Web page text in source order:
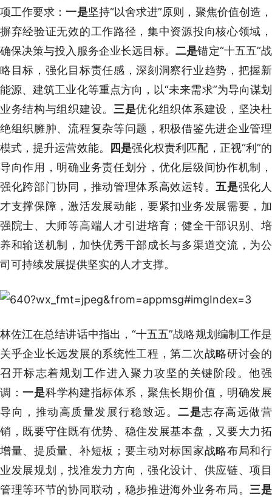
项工作要求：一是坚持“以舍求进”原则，聚焦价值创造，
摒弃经验证无效的工作路径，集中资源投向核心领域，
确保决策与投入服务企业长远目标。二是锚定“十五五”战
略目标，强化目标责任感，深刻洞察行业趋势，把握新
能源、建筑工业化等重点方向，以“未来需求”为导向谋划
业务结构与组织建设。 三是优化组织体系建设，坚决杜
绝组织臃肿、流程复杂等问题，积极借鉴先进企业管理
模式，提升运营效能。
四是强化权责利匹配，正视“利”的
导向作用，明确业务责任划分，优化层级间协作机制，
强化跨部门协同，推动管理体系高效运转。五是强化人
才支撑保障，激活发展动能，要紧扣业务发展需要，加
强院士、大师等高端人才引进培育；健全干部识别、培
养和输送机制，加快优秀干部成长与多渠道交流，为公
司可持续发展提供坚实的人才支撑。
林佐江在总结讲话中指出，“十五五”战略规划编制工作是
关乎企业长远发展的系统性工程，第二次战略研讨会的
召开标志着规划工作进入聚力攻坚的关键阶段。他强
调：一是科学构建指标体系，聚焦长期价值，明确发展
导向，推动高质量发展行稳致远。二是志存高远做营
销，既要守住既有优势、稳住发展基本盘，又要大力拓
增量、提质量、补短板；要主动对标国家战略布局和行
业发展规划，找准发力方向，强化设计、供应链、项目
管理等环节的协同联动，稳步推进海外业务布局。三是